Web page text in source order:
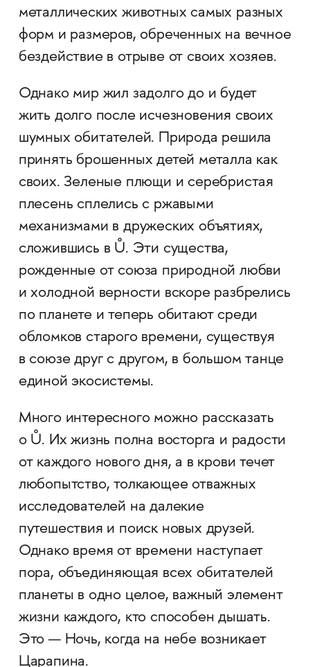
металлических животных самых разных
форм и размеров, обреченных на вечное
бездействие в отрыве от своих хозяев.
Однако мир жил задолго до и будет
жить долго после исчезновения своих
шумных обитателей. Природа решила
принять брошенных детей металла как
своих. Зеленые плющи и серебристая
плесень сплелись с ржавыми
механизмами в дружеских объятиях,
сложившись в Ů. Эти существа,
рожденные от союза природной любви
и холодной верности вскоре разбрелись
по планете и теперь обитают среди
обломков старого времени, существуя
в союзе друг с другом, в большом танце
единой экосистемы.
Много интересного можно рассказать
о Ů. Их жизнь полна восторга и радости
от каждого нового дня, а в крови течет
любопытство, толкающее отважных
исследователей на далекие
путешествия и поиск новых друзей.
Однако время от времени наступает
пора, объединяющая всех обитателей
планеты в одно целое, важный элемент
жизни каждого, кто способен дышать.
Это — Ночь, когда на небе возникает
Царапина.